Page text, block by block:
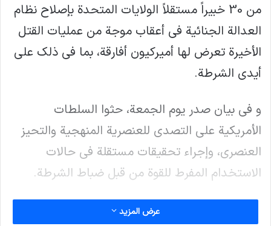
من 30 خبيراً مستقلاً الولايات المتحدة بإصلاح نظام
العدالة الجنائية في أعقاب موجة من عمليات القتل
الأخيرة تعرض لها أميركيون أفارقة، بما في ذلك على
أيدي الشرطة.
و في بيان صدر يوم الجمعة، حثوا السلطات
الأمريكية على التصدي للعنصرية المنهجية والتحيز
العنصري، وإجراء تحقيقات مستقلة في حالات
الاستخدام المفرط للقوة من قبل ضباط الشرطة.
“تبدأ القصة الأصلية للشرطة في الولايات المتحدة
عرض المزيد